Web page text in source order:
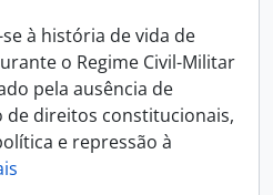
à história de vida de
o Regime Civil-Militar
pela ausência de
de direitos constitucionais,
e repressão à